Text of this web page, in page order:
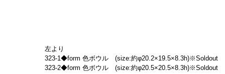
左より
323-1◆form 色ボウル　(size:約φ20.2×19.5×8.3h)※Soldout
323-2◆form 色ボウル　(size:約φ20.5×20.5×8.3h)※Soldout